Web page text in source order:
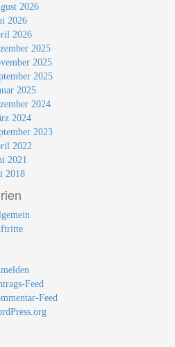
2026
2026
2026
2025
2025
2025
2025
2024
2024
2023
2022
2021
2018
Feed
Feed